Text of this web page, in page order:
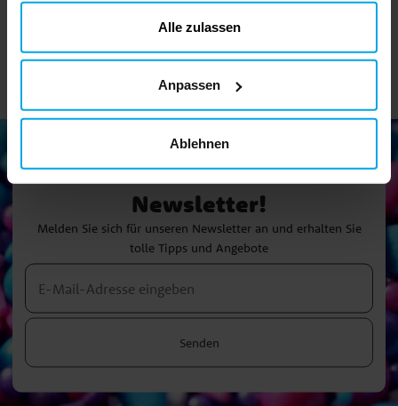
gesammelt haben. Ihre Einwilligung können Sie jederzeit.
Alle zulassen
Anpassen
Ablehnen
Newsletter!
Melden Sie sich für unseren Newsletter an und erhalten Sie
tolle Tipps und Angebote
Senden